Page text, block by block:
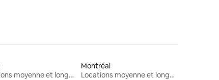
Locations moyenne et longue durée
Montréal
Locations moyenne et longue durée